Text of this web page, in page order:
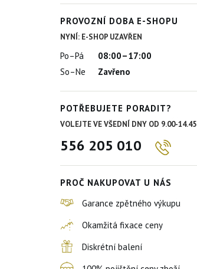
PROVOZNÍ DOBA E-SHOPU
NYNÍ: E-SHOP UZAVŘEN
Po–Pá
08:00–17:00
So–Ne
Zavřeno
POTŘEBUJETE PORADIT?
VOLEJTE VE VŠEDNÍ DNY OD 9.00-14.45
556 205 010
PROČ NAKUPOVAT U NÁS
Garance zpětného výkupu
Okamžitá fixace ceny
Diskrétní balení